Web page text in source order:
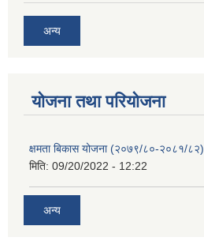
अन्य
याेजना तथा परियाेजना
क्षमता बिकास योजना (२०७९/८०-२०८१/८२)
मिति: 09/20/2022 - 12:22
अन्य